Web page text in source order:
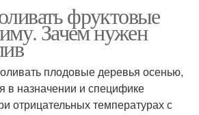
фруктовые
Зачем нужен
плодовые деревья осенью,
в назначении и специфике
отрицательных температурах с